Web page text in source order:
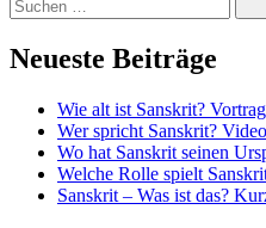
Neueste Beiträge
Wie alt ist Sanskrit?
Wer spricht Sanskrit?
Wo hat Sanskrit seinen
Welche Rolle spielt
Sanskrit – Was ist das?